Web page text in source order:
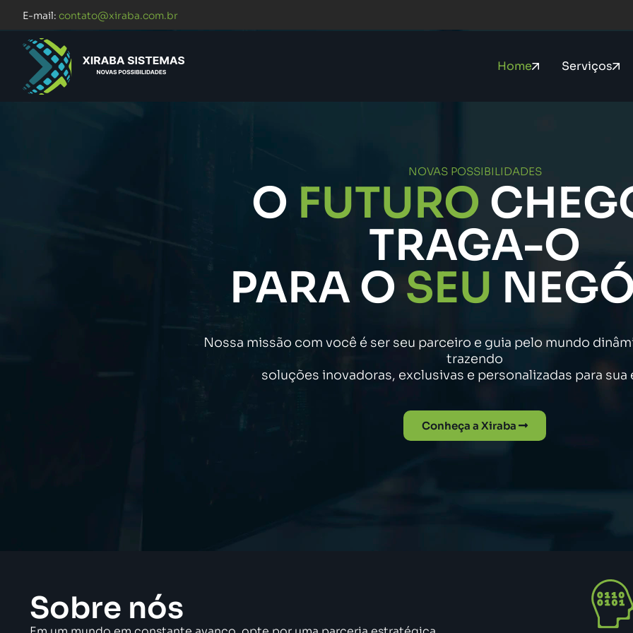
E-mail: contato@xiraba.com.br
Home Serviços
NOVAS POSSIBILIDADES
O FUTURO
TRAGA-O
PARA O SEU
Nossa missão com você é ser seu parceiro e guia pelo mundo
trazendo
soluções inovadoras, exclusivas e personalizadas para sua
Conheça a Xiraba
Sobre nós